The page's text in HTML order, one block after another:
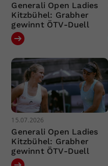
Generali Open Ladies
Kitzbühel: Grabher
gewinnt ÖTV-Duell
15.07.2026
Generali Open Ladies
Kitzbühel: Grabher
gewinnt ÖTV-Duell